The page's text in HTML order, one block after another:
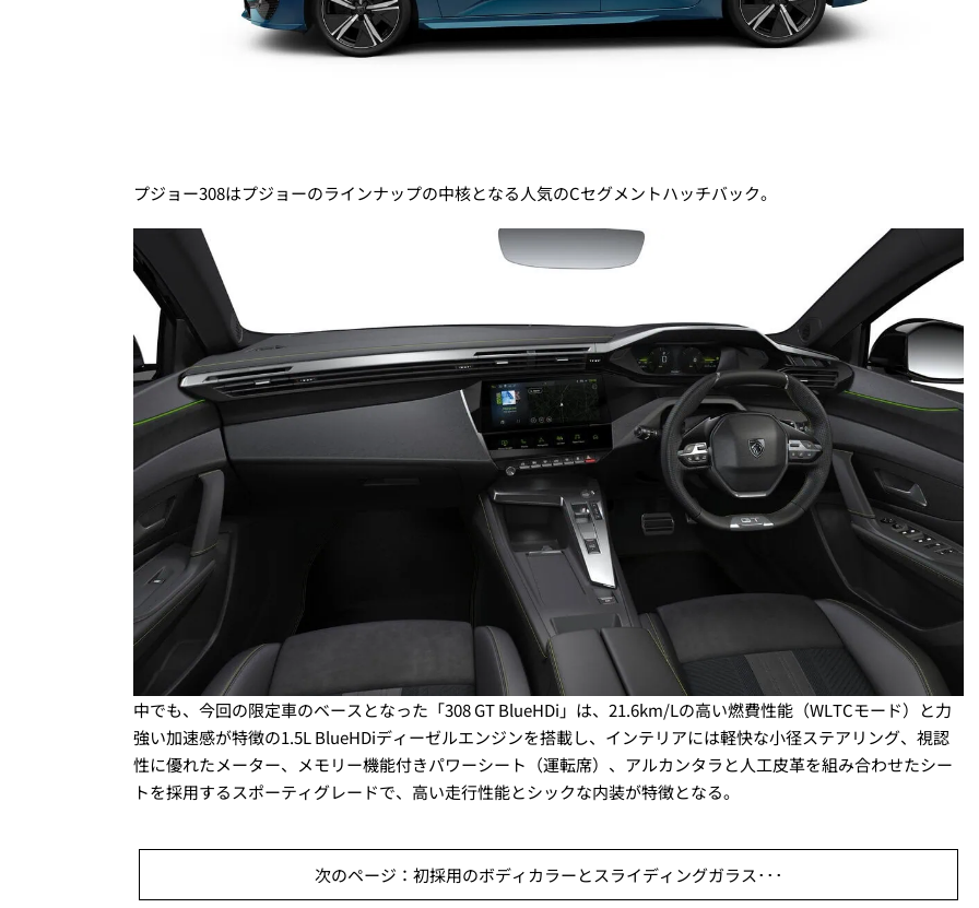
プジョー308はプジョーのラインナップの中核となる人気のCセグメントハッチバック。
中でも、今回の限定車のベースとなった「308 GT BlueHDi」は、21.6km/Lの高い燃費性能（WLTCモード）と力
強い加速感が特徴の1.5L BlueHDiディーゼルエンジンを搭載し、インテリアには軽快な小径ステアリング、視認
性に優れたメーター、メモリー機能付きパワーシート（運転席）、アルカンタラと人工皮革を組み合わせたシー
トを採用するスポーティグレードで、高い走行性能とシックな内装が特徴となる。
次のページ：初採用のボディカラーとスライディングガラス･･･